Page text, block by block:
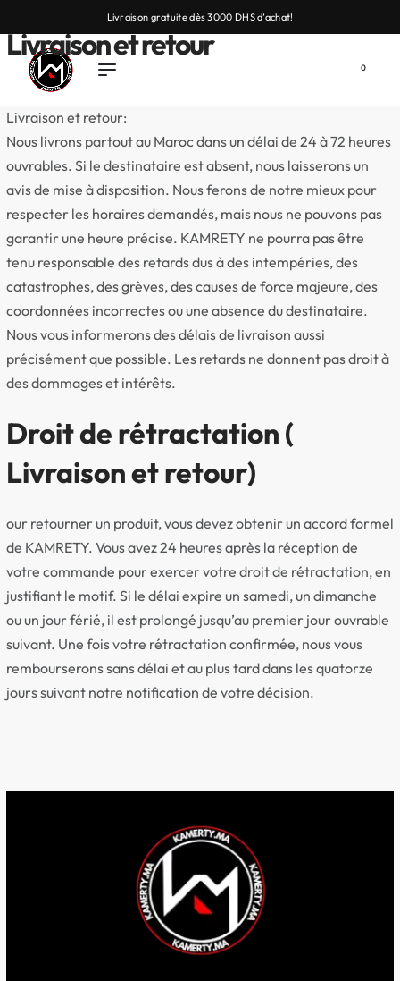
Livraison gratuite dès 3000 DHS d’achat!
0
Livraison et retour
Livraison et retour:
Nous livrons partout au Maroc dans un délai de 24 à 72 heures
ouvrables. Si le destinataire est absent, nous laisserons un
avis de mise à disposition. Nous ferons de notre mieux pour
respecter les horaires demandés, mais nous ne pouvons pas
garantir une heure précise. KAMRETY ne pourra pas être
tenu responsable des retards dus à des intempéries, des
catastrophes, des grèves, des causes de force majeure, des
coordonnées incorrectes ou une absence du destinataire.
Nous vous informerons des délais de livraison aussi
précisément que possible. Les retards ne donnent pas droit à
des dommages et intérêts.
Droit de rétractation (
Livraison et retour)
our retourner un produit, vous devez obtenir un accord formel
de KAMRETY. Vous avez 24 heures après la réception de
votre commande pour exercer votre droit de rétractation, en
justifiant le motif. Si le délai expire un samedi, un dimanche
ou un jour férié, il est prolongé jusqu’au premier jour ouvrable
suivant. Une fois votre rétractation confirmée, nous vous
rembourserons sans délai et au plus tard dans les quatorze
jours suivant notre notification de votre décision.